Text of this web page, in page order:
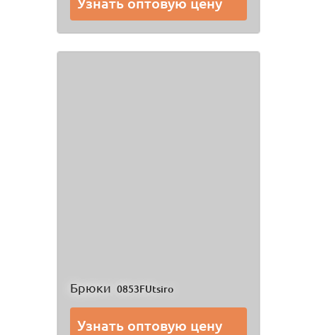
Брюки 0853FUtsiro
Узнать оптовую цену